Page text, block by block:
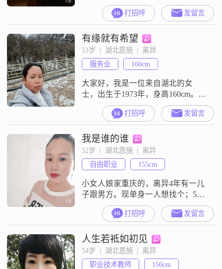
大概 160cm，虽然学历是高中及以
下，但我相信这并不影响我去好好
经营生活和感情。我现在每个月收
入能有 8000元以上，做个体经营，
经济上还算比较独立的。我觉得自
己最大的特点就是温柔体贴，懂得
照顾他人的感受。同时我也独立自
信，能够处理好生活中的各种事情
打招呼 发留言
有缘就有希望
53岁  |  湖北恩施  |  离异
服务业
160cm
大家好，我是一位来自湖北的女
士，出生于1973年，身高160cm。我
性格温柔体贴，善解人意，总是能
设身处地地为他人着想。在生活
中，我独立自信，乐观积极，面对
困难时总能保持坚韧不拔的态度。
我的学历是中专，虽然不是很高，
但我一直在努力提升自己，通过不
断学习和实践来丰富自己的知识和
经验。目前，我的月收入在3000元
以上，但我
打招呼 发留言
我是谁的谁
52岁  |  湖北恩施  |  离异
自由职业
155cm
小女人娘家重庆的，离异4年有一儿
子跟男方。现单身一人想找个；50
一一60岁左右有独立住房无负担重
情专一体贴细心的男仕为伴。如果
认定了你:往后余生陪你一起哭一起
笑一起玩一起闹，你在哪儿哪里就
是我的家。我不是会员看不到你们
的信息。
打招呼 发留言
人生若袛如初见
54岁  |  湖北恩施  |  离异
职业技术教师
150cm